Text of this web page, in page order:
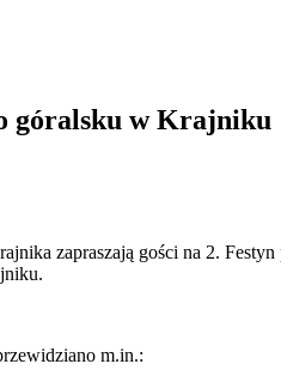
góralsku w Krajniku
zapraszają gości na 2.
m.in.: